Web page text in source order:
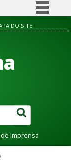
informação
DO SITE
imprensa